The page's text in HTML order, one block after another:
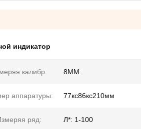
индикатор
калибр: 8ММ
аппаратуры: 77кс86кс210мм
ряд: Л*: 1-100